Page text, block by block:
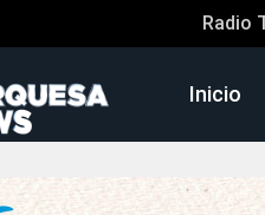
Radio
Inicio